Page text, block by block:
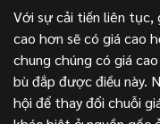
Với sự cải tiến liên tục,
cao hơn sẽ có giá cao
chung chúng có giá
bù đắp được điều này.
hội để thay đổi chuỗi